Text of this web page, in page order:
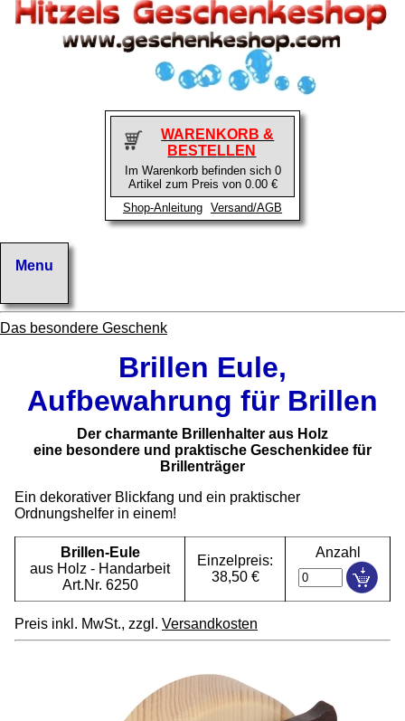
WARENKORB &
BESTELLEN
Im Warenkorb befinden sich 0
Artikel zum Preis von 0.00 €
Shop-Anleitung
Versand/AGB
Das besondere Geschenk
Brillen Eule,
Aufbewahrung für Brillen
Der charmante Brillenhalter aus Holz
eine besondere und praktische Geschenkidee für
Brillenträger
Ein dekorativer Blickfang und ein praktischer
Ordnungshelfer in einem!
Brillen-Eule
aus Holz - Handarbeit
Art.Nr. 6250
Einzelpreis:
38,50 €
Anzahl
Preis inkl. MwSt., zzgl. Versandkosten